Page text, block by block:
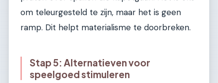
om teleurgesteld te zijn, maar het is geen
ramp. Dit helpt materialisme te doorbreken.
Stap 5: Alternatieven voor
speelgoed stimuleren